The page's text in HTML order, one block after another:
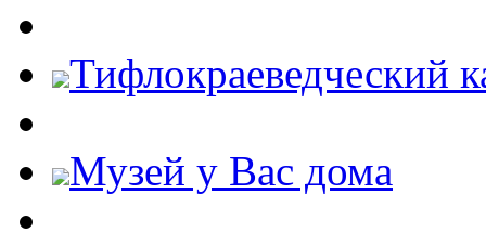
Тифлокраеведческий
Музей у Вас дома